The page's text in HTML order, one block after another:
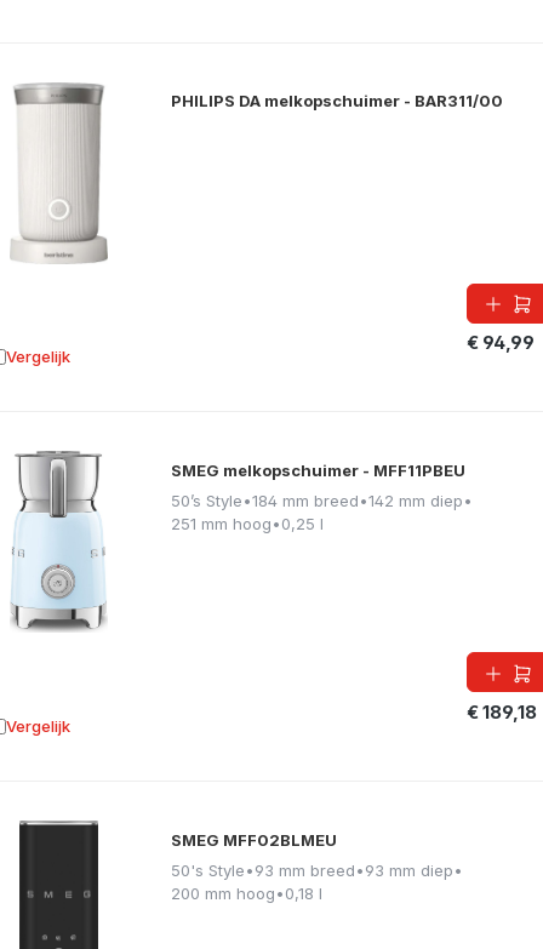
PHILIPS DA melkopschuimer - BAR311/00
€ 94,99
Vergelijk aan vergelijking
SMEG melkopschuimer - MFF11PBEU
50’s Style•184 mm breed•142 mm diep•
251 mm hoog•0,25 l
€ 189,18
Vergelijk aan vergelijking
SMEG MFF02BLMEU
50's Style•93 mm breed•93 mm diep•
200 mm hoog•0,18 l